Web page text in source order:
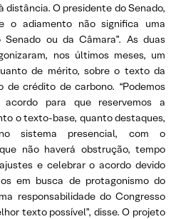
O presidente do Senado,
o adiamento não significa uma
ou da Câmara”. As duas
nos últimos meses, um
de mérito, sobre o texto da
de crédito de carbono. “Podemos
acordo para que reservemos a
o texto-base, quanto destaques,
sistema presencial, com o
não haverá obstrução, tempo
e celebrar o acordo devido
em busca de protagonismo do
responsabilidade do Congresso
texto possível”, disse. O projeto